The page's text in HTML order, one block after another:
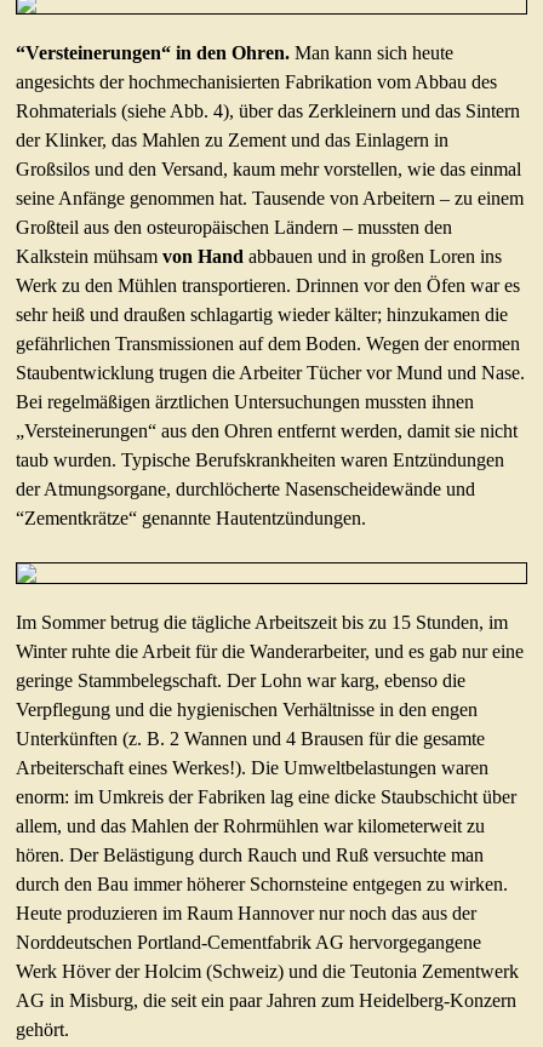
“Versteinerungen“ in den Ohren. Man kann sich heute
angesichts der hochmechanisierten Fabrikation vom Abbau des
Rohmaterials (siehe Abb. 4), über das Zerkleinern und das Sintern
der Klinker, das Mahlen zu Zement und das Einlagern in
Großsilos und den Versand, kaum mehr vorstellen, wie das einmal
seine Anfänge genommen hat. Tausende von Arbeitern – zu einem
Großteil aus den osteuropäischen Ländern – mussten den
Kalkstein mühsamvon Hand abbauen und in großen Loren ins
Werk zu den Mühlen transportieren. Drinnen vor den Öfen war es
sehr heiß und draußen schlagartig wieder kälter; hinzukamen die
gefährlichen Transmissionen auf dem Boden. Wegen der enormen
Staubentwicklung trugen die Arbeiter Tücher vor Mund und Nase.
Bei regelmäßigen ärztlichen Untersuchungen mussten ihnen
„Versteinerungen“ aus den Ohren entfernt werden, damit sie nicht
taub wurden. Typische Berufskrankheiten waren Entzündungen
der Atmungsorgane, durchlöcherte Nasenscheidewände und
“Zementkrätze“ genannte Hautentzündungen.
Im Sommer betrug die tägliche Arbeitszeit bis zu 15 Stunden, im
Winter ruhte die Arbeit für die Wanderarbeiter, und es gab nur eine
geringe Stammbelegschaft. Der Lohn war karg, ebenso die
Verpflegung und die hygienischen Verhältnisse in den engen
Unterkünften (z. B. 2 Wannen und 4 Brausen für die gesamte
Arbeiterschaft eines Werkes!). Die Umweltbelastungen waren
enorm: im Umkreis der Fabriken lag eine dicke Staubschicht über
allem, und das Mahlen der Rohrmühlen war kilometerweit zu
hören. Der Belästigung durch Rauch und Ruß versuchte man
durch den Bau immer höherer Schornsteine entgegen zu wirken.
Heute produzieren im Raum Hannover nur noch das aus der
Norddeutschen Portland-Cementfabrik AG hervorgegangene
Werk Höver der Holcim (Schweiz) und die Teutonia Zementwerk
AG in Misburg, die seit ein paar Jahren zum Heidelberg-Konzern
gehört.